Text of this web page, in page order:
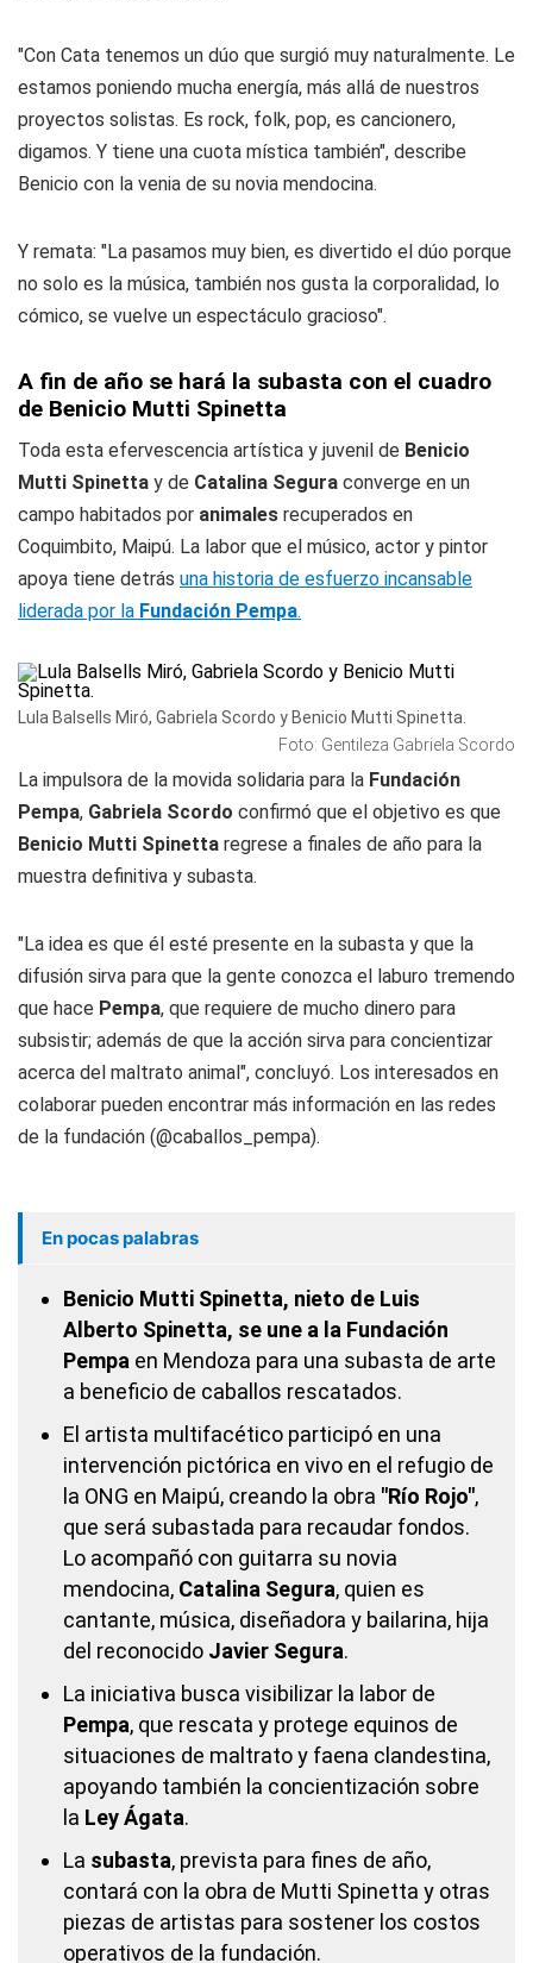
"Con Cata tenemos un dúo que surgió muy naturalmente. Le
estamos poniendo mucha energía, más allá de nuestros
proyectos solistas. Es rock, folk, pop, es cancionero,
digamos. Y tiene una cuota mística también", describe
Benicio con la venia de su novia mendocina.
Y remata: "La pasamos muy bien, es divertido el dúo porque
no solo es la música, también nos gusta la corporalidad, lo
cómico, se vuelve un espectáculo gracioso".
A fin de año se hará la subasta con el cuadro
de Benicio Mutti Spinetta
Toda esta efervescencia artística y juvenil de Benicio
Mutti Spinetta y de Catalina Segura converge en un
campo habitados por animales recuperados en
Coquimbito, Maipú. La labor que el músico, actor y pintor
apoya tiene detrás una historia de esfuerzo incansable
liderada por la Fundación Pempa.
Lula Balsells Miró, Gabriela Scordo y Benicio Mutti Spinetta.
Foto: Gentileza Gabriela Scordo
La impulsora de la movida solidaria para la Fundación
Pempa, Gabriela Scordo confirmó que el objetivo es que
Benicio Mutti Spinetta regrese a finales de año para la
muestra definitiva y subasta.
"La idea es que él esté presente en la subasta y que la
difusión sirva para que la gente conozca el laburo tremendo
que hace Pempa, que requiere de mucho dinero para
subsistir; además de que la acción sirva para concientizar
acerca del maltrato animal", concluyó. Los interesados en
colaborar pueden encontrar más información en las redes
de la fundación (@caballos_pempa).
En pocas palabras
Benicio Mutti Spinetta, nieto de Luis
Alberto Spinetta, se une a la Fundación
Pempa en Mendoza para una subasta de arte
a beneficio de caballos rescatados.
El artista multifacético participó en una
intervención pictórica en vivo en el refugio de
la ONG en Maipú, creando la obra "Río Rojo",
que será subastada para recaudar fondos.
Lo acompañó con guitarra su novia
mendocina, Catalina Segura, quien es
cantante, música, diseñadora y bailarina, hija
del reconocido Javier Segura.
La iniciativa busca visibilizar la labor de
Pempa, que rescata y protege equinos de
situaciones de maltrato y faena clandestina,
apoyando también la concientización sobre
la Ley Ágata.
La subasta, prevista para fines de año,
contará con la obra de Mutti Spinetta y otras
piezas de artistas para sostener los costos
operativos de la fundación.